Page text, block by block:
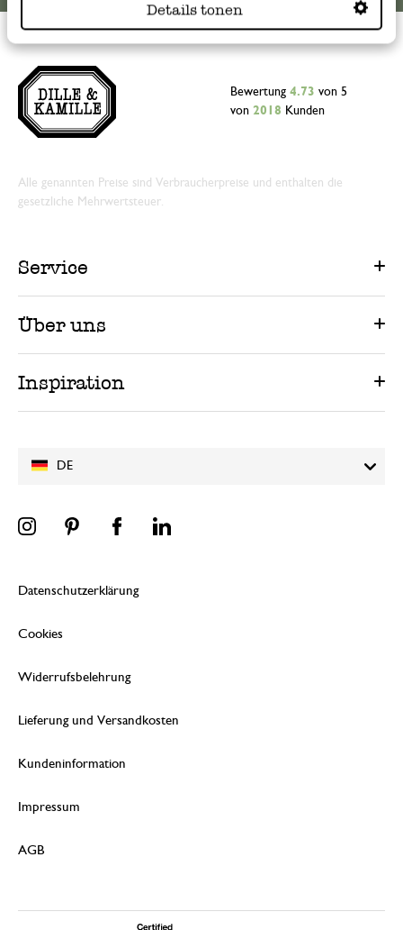
Details tonen
DE
Bewertung 4.73 von 5
von 2018 Kunden
Alle genannten Preise sind Verbraucherpreise und enthalten die
gesetzliche Mehrwertsteuer.
Service
Über uns
Inspiration
Datenschutzerklärung
Cookies
Widerrufsbelehrung
Lieferung und Versandkosten
Kundeninformation
Impressum
AGB